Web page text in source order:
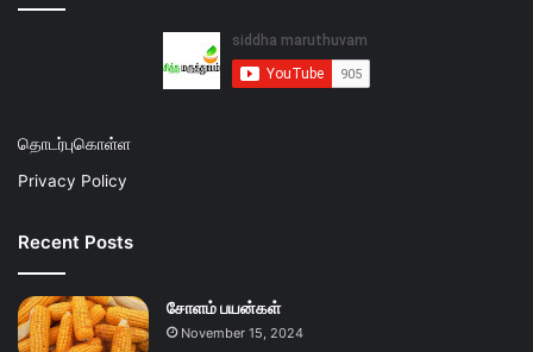
தொடர்புகொள்ள
Privacy Policy
Recent Posts
சோளம் பயன்கள்
November 15, 2024